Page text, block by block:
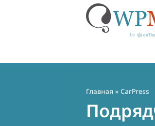
Главная » CarPress